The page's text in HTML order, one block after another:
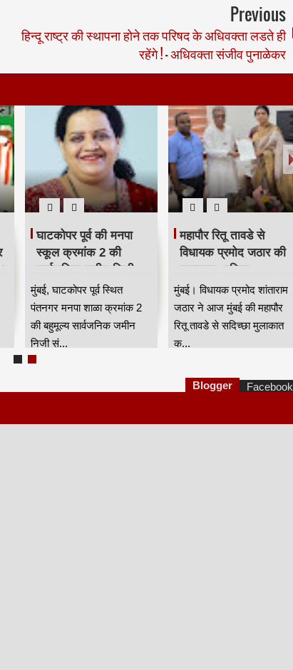
Previous
हिन्दू राष्ट्र की स्थापना होने तक परिषद के अधिवक्ता लडते ही
रहेंगे ! - अधिवक्ता संजीव पुनाळेकर
घाटकोपर पूर्व की मनपा
स्कूल क्रमांक 2 की
सार्वजनिक जमीन निजी
संस्था को दिए जाने का
मामला गरमाया
मुंबई, घाटकोपर पूर्व स्थित
पंतनगर मनपा शाळा क्रमांक 2
की बहुमूल्य सार्वजनिक जमीन
निजी सं...
महापौर रितू तावडे से
विधायक प्रमोद जठार की
मुलाकात, महिला
सशक्तिकरण, स्वास्थ्य और
पर्यटन से जुड़े चार प्रमुख
मुद्दे उठाए HKA
मुंबई। विधायक प्रमोद शांताराम
जठार ने आज मुंबई की महापौर
रितू तावडे से सदिच्छा मुलाकात
क...
Blogger Facebook